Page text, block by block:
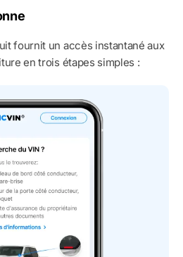
fournit un accès instantané aux
en trois étapes simples :